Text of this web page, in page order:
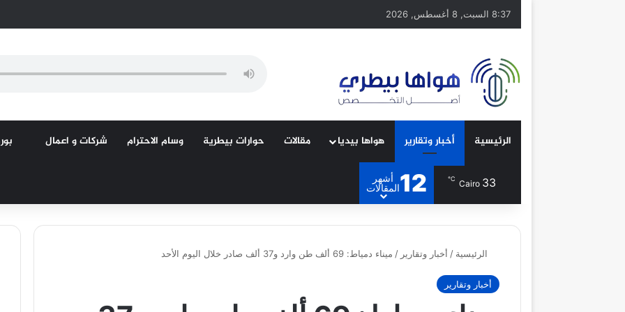
8:37 السبت, 8 أغسطس, 2026
الرئيسية أخبار وتقارير هواها بيديا مقالات حوارات بيطرية وسام الاحترام شركات و اعمال
Cairo 33
℃
12
أشهر
المقالات
الرئيسية / أخبار وتقارير / ميناء دمياط: 69 ألف طن وارد و37 ألف صادر خلال اليوم الأحد
أخبار وتقارير